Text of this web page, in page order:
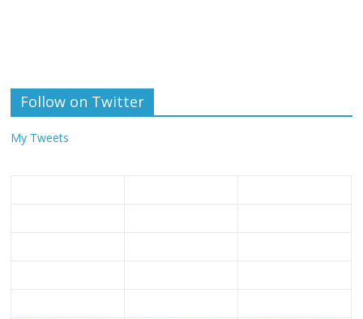
Follow on Twitter
My Tweets